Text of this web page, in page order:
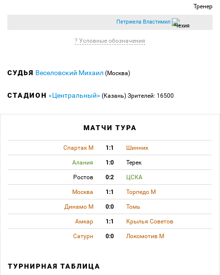
Тренер
Петржела Властимил
? Условные обозначения
СУДЬЯ Веселовский Михаил (Москва)
СТАДИОН «Центральный» (Казань) Зрителей: 16500
МАТЧИ ТУРА
Спартак М 1:1 Шинник
Алания 1:0 Терек
Ростов 0:2 ЦСКА
Москва 1:1 Торпедо М
Динамо М 0:0 Томь
Амкар 1:1 Крылья Советов
Сатурн 0:0 Локомотив М
ТУРНИРНАЯ ТАБЛИЦА